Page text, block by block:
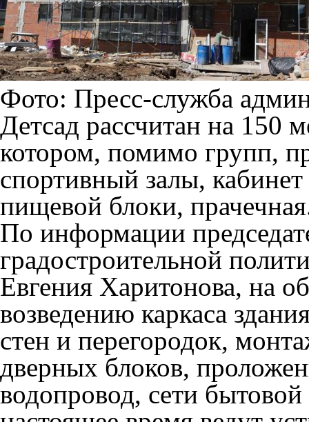
Фото: Пресс-служба
Детсад рассчитан на 150
котором, помимо групп,
спортивный залы,
пищевой блоки,
По информации
градостроительной
Евгения Харитонова, на
возведению каркаса
стен и перегородок,
дверных блоков,
водопровод, сети